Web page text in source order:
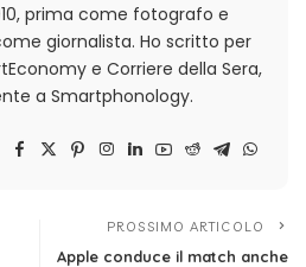
prima come fotografo e
giornalista. Ho scritto per
e Corriere della Sera,
a Smartphonology.
PROSSIMO ARTICOLO
Apple conduce il match anche